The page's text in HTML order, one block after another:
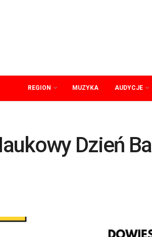
REGION MUZYKA AUDYCJE
Dzień